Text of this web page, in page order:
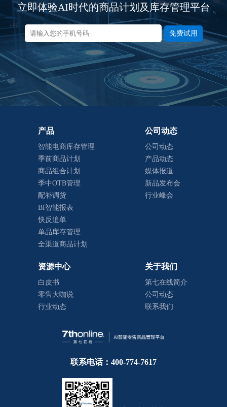
立即体验AI时代的商品计划及库存管理平台
免费试用
产品
智能电商库存管理
季前商品计划
商品组合计划
季中OTB管理
配补调货
BI智能报表
快反追单
单品库存管理
全渠道商品计划
公司动态
公司动态
产品动态
媒体报道
新品发布会
行业峰会
资源中心
白皮书
零售大咖说
行业动态
关于我们
第七在线简介
公司动态
联系我们
联系电话：400-774-7617